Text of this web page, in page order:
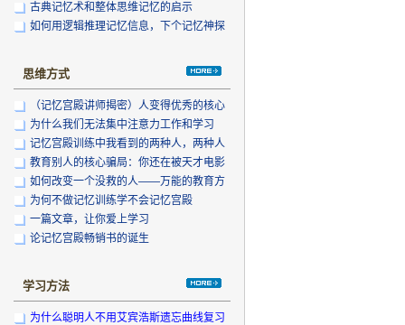
古典记忆术和整体思维记忆的启示
如何用逻辑推理记忆信息，下个记忆神探
思维方式
（记忆宫殿讲师揭密）人变得优秀的核心
为什么我们无法集中注意力工作和学习
记忆宫殿训练中我看到的两种人，两种人
生
教育别人的核心骗局：你还在被天才电影
迫害
如何改变一个没救的人——万能的教育方
法
为何不做记忆训练学不会记忆宫殿
一篇文章，让你爱上学习
论记忆宫殿畅销书的诞生
学习方法
为什么聪明人不用艾宾浩斯遗忘曲线复习